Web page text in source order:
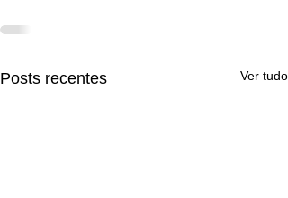
Posts recentes Ver tudo